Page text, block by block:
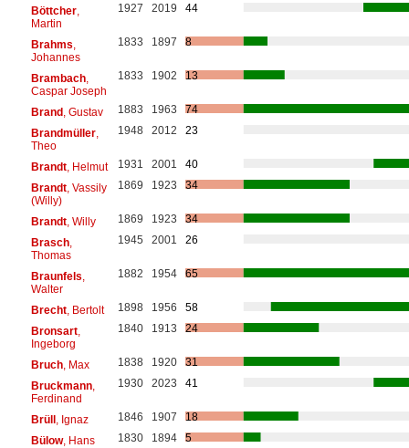
Böttcher,
Martin
1927 2019 44
Brahms
Johannes
1833 1897 8
Brambach,
Caspar Joseph
1833 1902 13
Brand, Gustav 1883 1963
74
Brandmüller,
Theo
1948 2012 23
Brandt, Helmut 1931 2001
40
Brandt, Vassily
(Willy)
1869 1923 34
Brandt, Willy 1869 1923
34
Brasch,
Thomas
1945 2001 26
Braunfels
Walter
1882 1954 65
Brecht, Bertolt 1898 1956
58
Bronsart,
Ingeborg
1840 1913 24
Bruch, Max 1838 1920
31
Bruckmann,
Ferdinand
1930 2023 41
Brüll, Ignaz 1846 1907
18
Bülow, Hans 1830 1894
5